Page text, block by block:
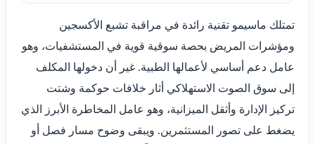
تمتلك ماسيمو تقنية رائدة في مراقبة تشبع الأكسجين
ومؤشرات المريض بحصة سوقية قوية في المستشفيات، وهو
عامل دعم أساسي لأعمالها الطبية. غير أن دخولها المكلف
إلى سوق الصوت الاستهلاكي أثار خلافات حوكمة وشتت
تركيز الإدارة وأثقل الميزانية، وهو عامل المخاطرة الأبرز الذي
يضغط على تصور المستثمرين. ويبقى وضوح مسار فصل أو